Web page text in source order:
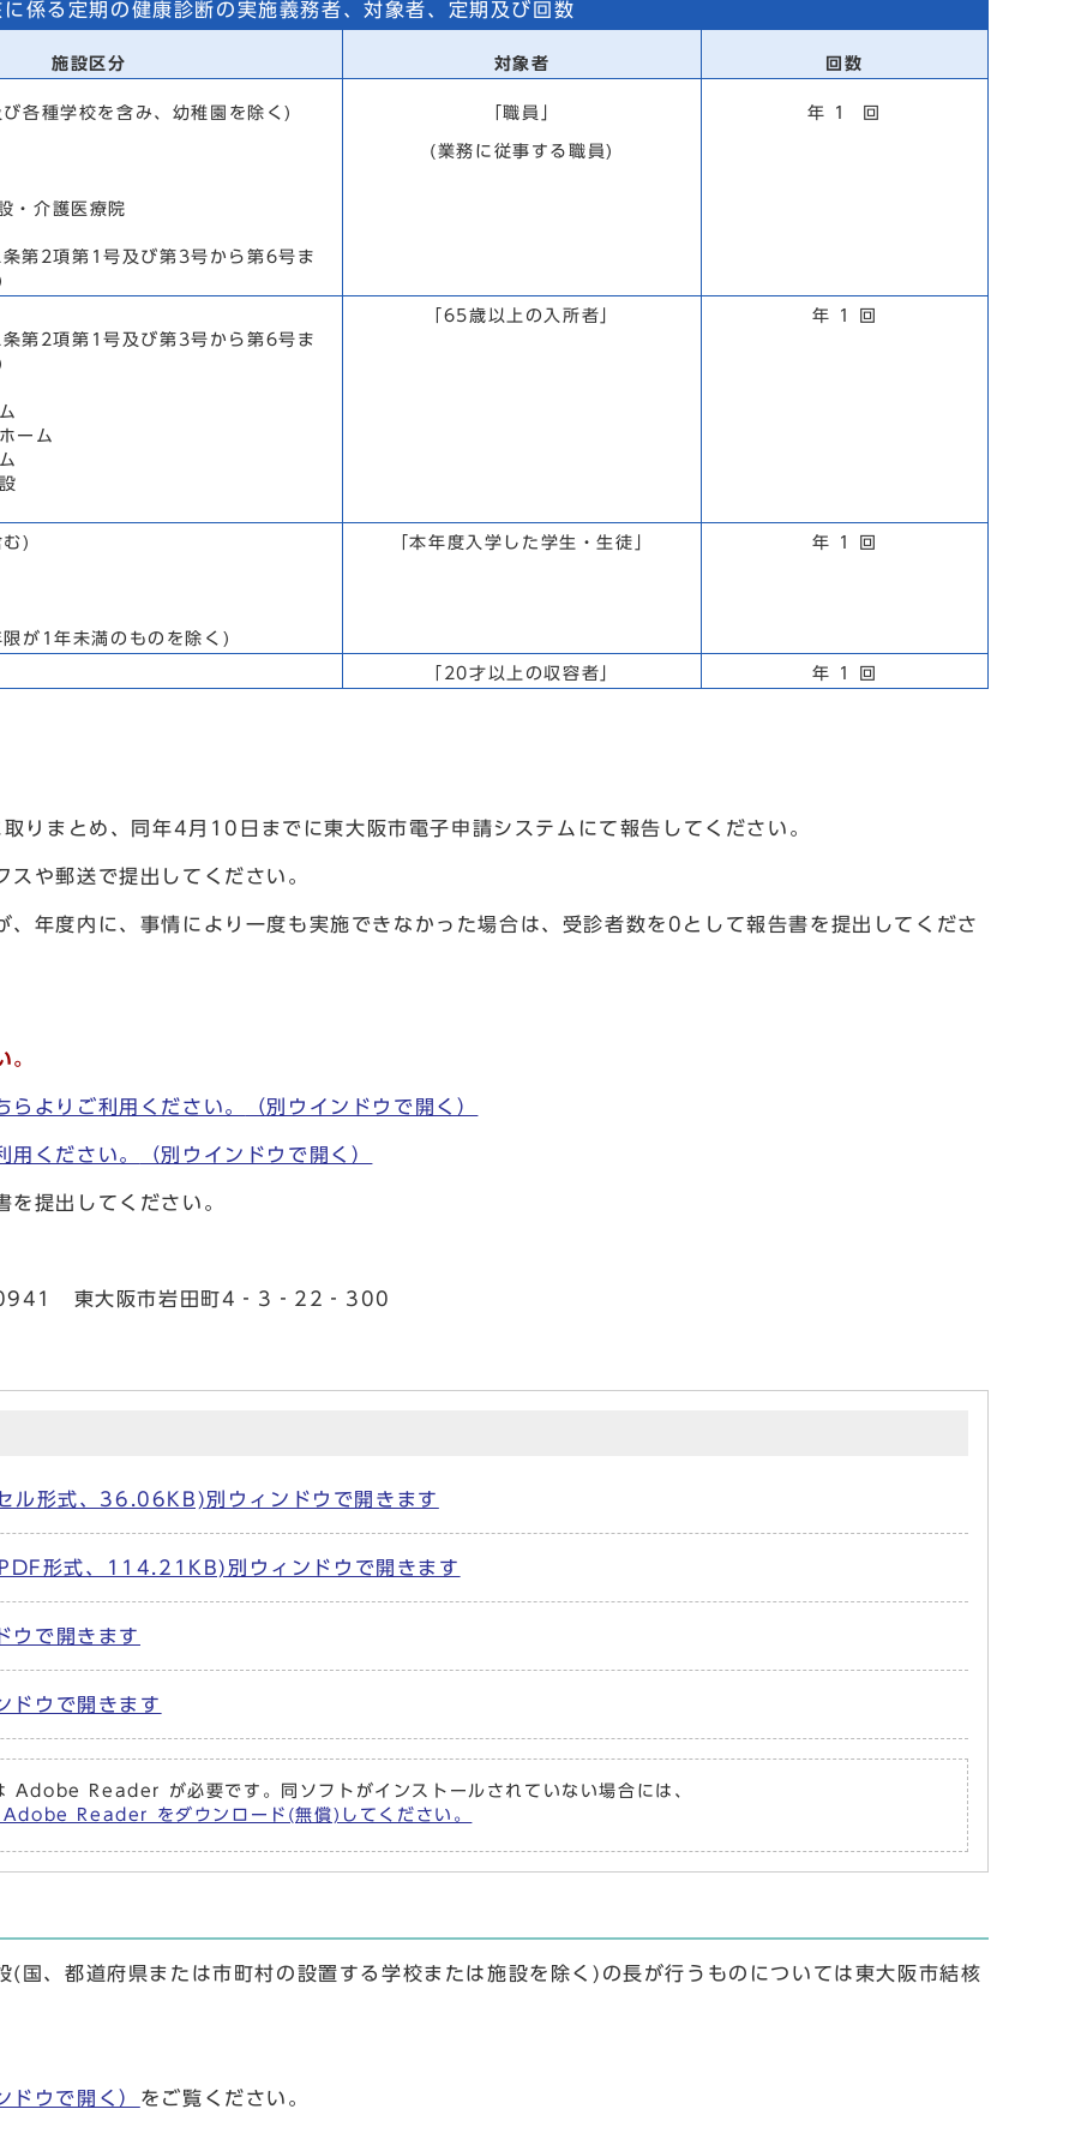
に係る定期の健康診断の実施義務者、対象者、定期及び回数
施設区分 対象者 回数
各種学校を含み、幼稚園を除く)
・介護医療院
2項第1号及び第3号から第6号ま
「職員」
(業務に従事する職員)
年 1 回
2項第1号及び第3号から第6号ま
ーム
「65歳以上の入所者」 年 1 回
)
が1年未満のものを除く)
「本年度入学した学生・生徒」 年 1 回
「20才以上の収容者」 年 1 回
りまとめ、同年4月10日までに東大阪市電子申請システムにて報告してください。
や郵送で提出してください。
年度内に、事情により一度も実施できなかった場合は、受診者数を0として報告書を提出してくださ
。
よりご利用ください。 （別ウインドウで開く）
用ください。 （別ウインドウで開く）
提出してください。
東大阪市岩田町4‐3‐22‐300
ル形式、36.06KB)別ウィンドウで開きます
形式、114.21KB)別ウィンドウで開きます
で開きます
ウで開きます
Adobe Reader が必要です。同ソフトがインストールされていない場合には、
Reader をダウンロード(無償)してください。
、都道府県または市町村の設置する学校または施設を除く)の長が行うものについては東大阪市結核
ドウで開く） をご覧ください。